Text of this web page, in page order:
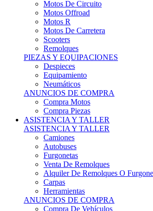
Motos R
Motos De Carretera
Scooters
Remolques
PIEZAS Y EQUIPACIONES
Despieces
Equipamiento
Neumáticos
ANUNCIOS DE COMPRA
Compra Motos
Compra Piezas
ASISTENCIA Y TALLER
ASISTENCIA Y TALLER
Camiones
Autobuses
Furgonetas
Venta De Remolques
Alquiler De Remolques O Furgones
Carpas
Herramientas
ANUNCIOS DE COMPRA
Compra De Vehículos
Compra De Herramientas